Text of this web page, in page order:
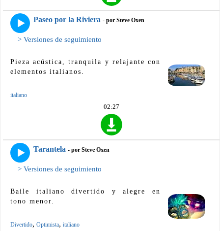
Paseo por la Riviera - por Steve Oxen
> Versiones de seguimiento
Pieza acústica, tranquila y relajante con
elementos italianos.
italiano
02:27
Tarantela - por Steve Oxen
> Versiones de seguimiento
Baile italiano divertido y alegre en
tono menor.
Divertido, Optimista, italiano